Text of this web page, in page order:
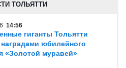
ТОЛЬЯТТИ
14:56
гиганты Тольятти
юбилейного
«Золотой муравей»